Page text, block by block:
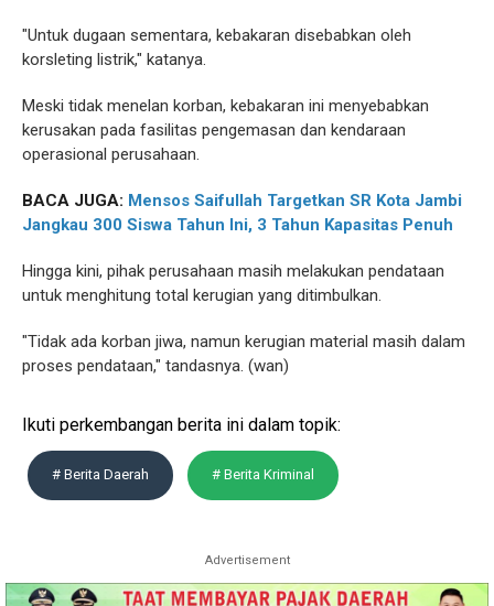
"Untuk dugaan sementara, kebakaran disebabkan oleh
korsleting listrik," katanya.
Meski tidak menelan korban, kebakaran ini menyebabkan
kerusakan pada fasilitas pengemasan dan kendaraan
operasional perusahaan.
BACA JUGA: Mensos Saifullah Targetkan SR Kota Jambi
Jangkau 300 Siswa Tahun Ini, 3 Tahun Kapasitas Penuh
Hingga kini, pihak perusahaan masih melakukan pendataan
untuk menghitung total kerugian yang ditimbulkan.
"Tidak ada korban jiwa, namun kerugian material masih dalam
proses pendataan," tandasnya. (wan)
Ikuti perkembangan berita ini dalam topik:
# Berita Daerah # Berita Kriminal
Advertisement